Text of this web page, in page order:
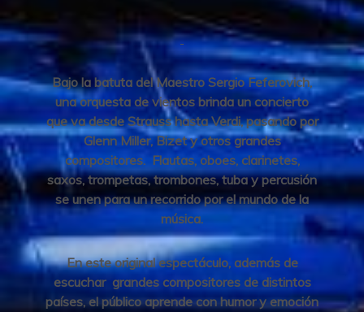
Bajo la batuta del Maestro Sergio Feferovich,
una orquesta de vientos brinda un concierto
que va desde Strauss hasta Verdi, pasando por
Glenn Miller, Bizet y otros grandes
compositores. Flautas, oboes, clarinetes,
saxos, trompetas, trombones, tuba y percusión
se unen para un recorrido por el mundo de la
música.
En este original espectáculo, además de
escuchar grandes compositores de distintos
países, el público aprende con humor y emoción